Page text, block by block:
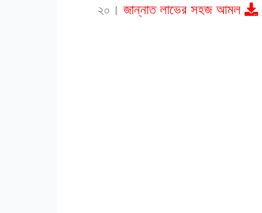
২০। জান্নাত লাভের সহজ আমল